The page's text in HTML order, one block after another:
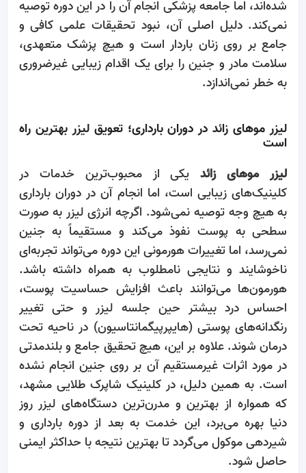
شده‌اند، اما جامعه پزشکی انجام آن را در این دوره توصیه
نمی‌کند. دلیل اصلی آن، نبود تحقیقات علمی کافی و
جامع بر روی زنان باردار است و هیچ پزشک متعهدی،
سلامت مادر و جنین را برای یک اقدام زیبایی غیرضروری
به خطر نمی‌اندازد.
لیزر موهای زائد در دوران بارداری؛ تعویق لیزر بهترین راه
است
لیزر موهای زائدیکی از محبوب‌ترین خدمات در
کلینیک‌های زیبایی است، اما انجام آن در دوران بارداری
به هیچ وجه توصیه نمی‌شود. اگرچه انرژی لیزر به صورت
سطحی به پوست نفوذ می‌کند و مستقیماً به جنین
نمی‌رسد، اما تغییرات هورمونی این دوره می‌تواند تجربه‌ای
ناخوشایند و نتایجی نامطلوب به همراه داشته باشد.
هورمون‌ها می‌توانند باعث افزایش حساسیت پوست،
احساس درد بیشتر حین جلسه لیزر و حتی تغییر
رنگدانه‌های پوستی (هایپرپیگمانتاسیون) در ناحیه تحت
درمان شوند. علاوه بر این، هیچ تحقیق جامع و بلندمدتی
در مورد اثرات غیرمستقیم آن بر روی جنین انجام نشده
است. به همین دلیل، در کلینیک شاپرک طلایی مشهد،
که همواره از بهترین و مدرن‌ترین دستگاه‌های لیزر روز
دنیا بهره می‌برد، این خدمت به بعد از دوره بارداری و
شیردهی موکول می‌گردد تا بهترین نتیجه با حداکثر ایمنی
حاصل شود.